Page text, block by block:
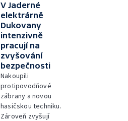
V Jaderné
elektrárně
Dukovany
intenzivně
pracují na
zvyšování
bezpečnosti
Nakoupili
protipovodňové
zábrany a novou
hasičskou techniku.
Zároveň zvyšují